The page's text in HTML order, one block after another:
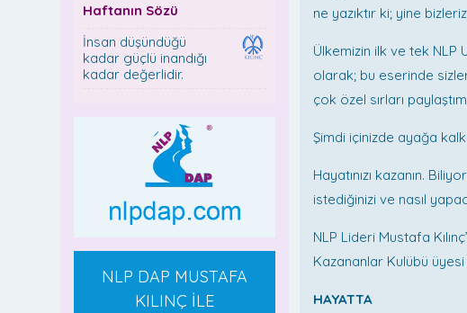
Haftanın Sözü
İnsan düşündüğü
kadar güçlü inandığı
kadar değerlidir.
NLP DAP MUSTAFA
KILINÇ İLE
ne yazıktır ki; yine
Ülkemizin ilk ve tek NLP
olarak; bu eserinde
çok özel sırları
Şimdi içinizde ayağa
Hayatınızı kazanın.
istediğinizi ve nasıl
NLP Lideri Mustafa
Kazananlar Kulübü
HAYATTA